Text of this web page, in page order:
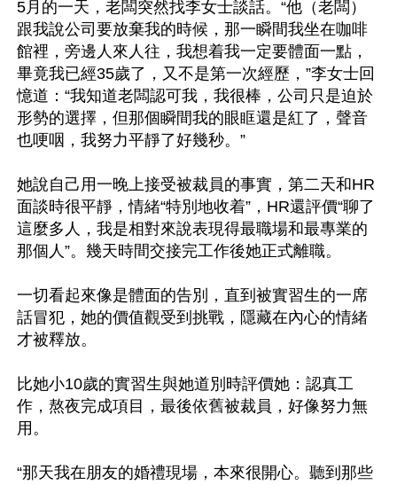
5月的一天，老闆突然找李女士談話。“他（老闆）
跟我說公司要放棄我的時候，那一瞬間我坐在咖啡
館裡，旁邊人來人往，我想着我一定要體面一點，
畢竟我已經35歲了，又不是第一次經歷，”李女士回
憶道：“我知道老闆認可我，我很棒，公司只是迫於
形勢的選擇，但那個瞬間我的眼眶還是紅了，聲音
也哽咽，我努力平靜了好幾秒。”
她說自己用一晚上接受被裁員的事實，第二天和HR
面談時很平靜，情緒“特別地收着”，HR還評價“聊了
這麼多人，我是相對來說表現得最職場和最專業的
那個人”。幾天時間交接完工作後她正式離職。
一切看起來像是體面的告別，直到被實習生的一席
話冒犯，她的價值觀受到挑戰，隱藏在內心的情緒
才被釋放。
比她小10歲的實習生與她道別時評價她：認真工
作，熬夜完成項目，最後依舊被裁員，好像努力無
用。
“那天我在朋友的婚禮現場，本來很開心。聽到那些